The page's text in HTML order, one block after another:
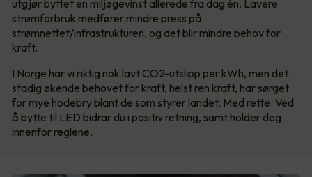
utgjør byttet en miljøgevinst allerede fra dag én. Lavere
strømforbruk medfører mindre press på
strømnettet/infrastrukturen, og det blir mindre behov for
kraft.
I Norge har vi riktig nok lavt CO2-utslipp per kWh, men det
stadig økende behovet for kraft, helst ren kraft, har sørget
for mye hodebry blant de som styrer landet. Med rette. Ved
å bytte til LED bidrar du i positiv retning, samt holder deg
innenfor reglene.